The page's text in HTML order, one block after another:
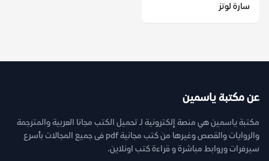
سارة لوتز
عن مكتبة ياسمين
مكتبة ياسمين هي منصة إلكترونية لـ تحميل الكتب مجانا العربية والمترجمة
والروايات والقصص وغيرها من كتب مجانية pdf فى جميع المجالات بأسرع
سيرفرات وروابط مباشرة و قراءة كتب اونلاين.